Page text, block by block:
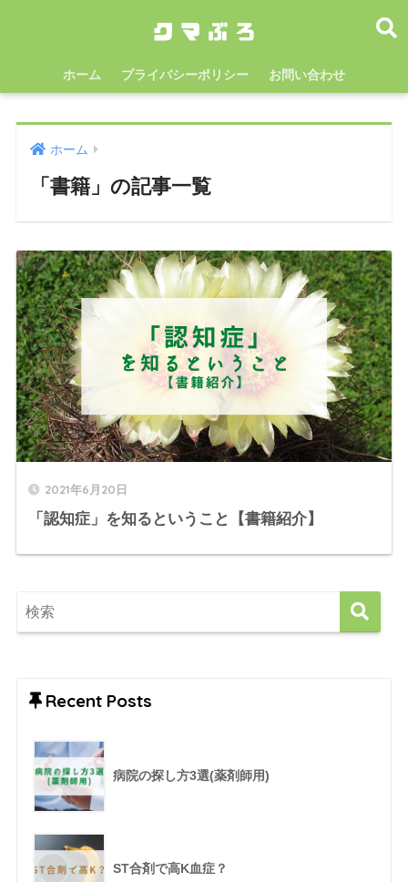
ホーム プライバシーポリシー お問い合わせ
ホーム
「書籍」の記事一覧
2021年6月20日
「認知症」を知るということ【書籍紹介】
Recent Posts
病院の探し方3選(薬剤師用)
ST合剤で高K血症？